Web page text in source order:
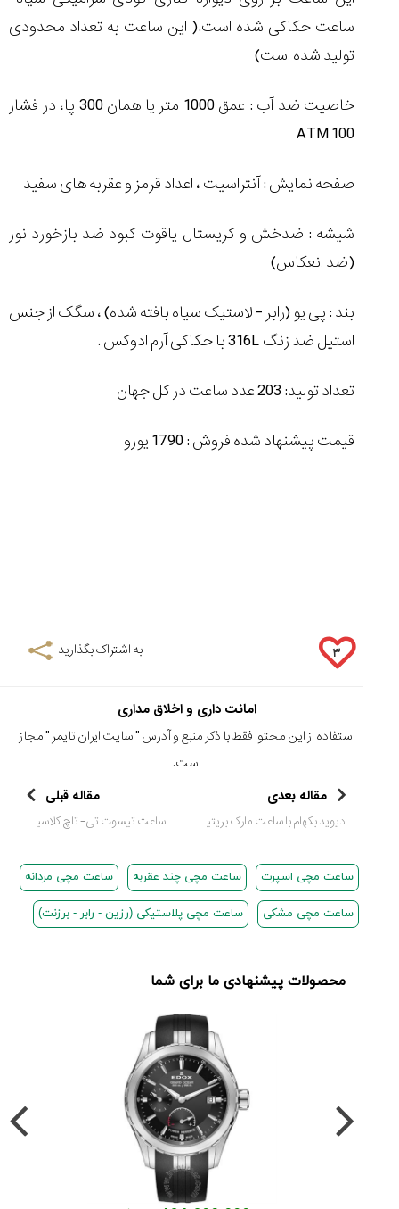
ساعت حکاکی شده است.( این ساعت به تعداد محدودی
تولید شده است)
خاصیت ضد آب : عمق 1000 متر یا همان 300 پا، در فشار
100
ATM
صفحه نمایش : آنتراسیت ، اعداد قرمز و عقربه های سفید
شیشه : ضدخش و کریستال یاقوت کبود ضد بازخورد نور
(ضد انعکاس)
بند : پی یو (رابر - لاستیک سیاه بافته شده) ، سگک از جنس
استیل ضد زنگ316Lبا حکاکی آرم ادوکس .
تعداد تولید: 203 عدد ساعت در کل جهان
قیمت پیشنهاد شده فروش : 1790 یورو
۳ به اشتراک بگذارید
امانت داری و اخلاق مداری
استفاده از این محتوا فقط با ذکر منبع و آدرس "سایت ایران تایمر " مجاز
است.
مقاله بعدی
دیوید بکهام با ساعت مارک بریتیلینگ (Breitiling) مسافرت می کند.
مقاله قبلی
ساعت تیسوت تی- تاچ کلاسیک (T-Touch Classic)
ساعت مچی اسپرت ساعت مچی چند عقربه ساعت مچی مردانه
ساعت مچی مشکی ساعت مچی پلاستیکی (رزین - رابر - برزنت)
محصولات پیشنهادی ما برای شما